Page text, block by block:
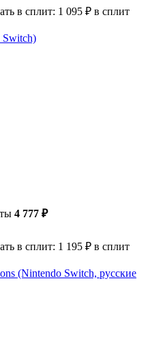
в сплит: 1 095 ₽ в сплит
Switch)
4 777 ₽
в сплит: 1 195 ₽ в сплит
(Nintendo Switch, русские